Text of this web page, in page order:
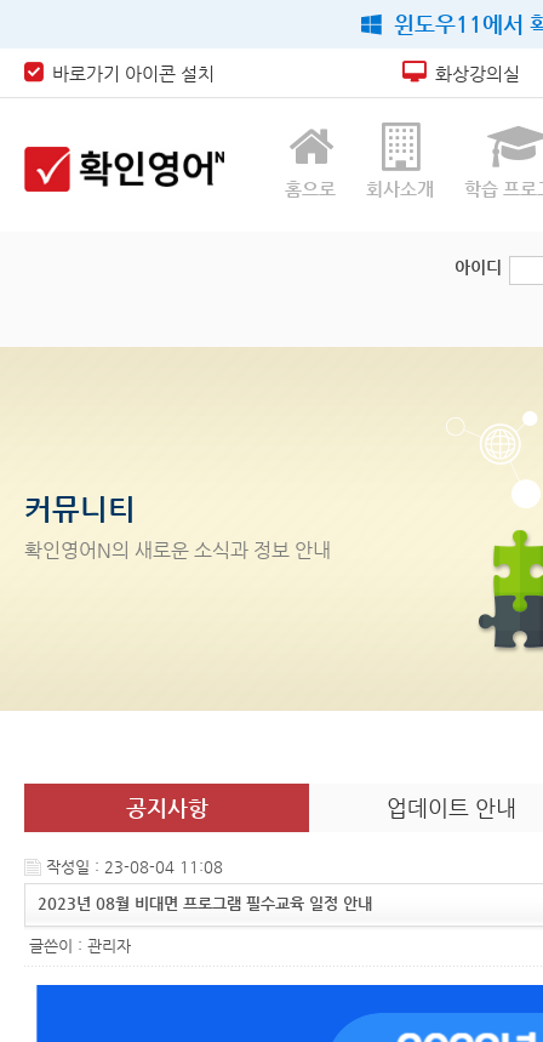
윈도우11에서
바로가기 아이콘 설치 화상강의실
홈으로 회사소개 학습 프로
아이디
커뮤니티
확인영어 N의 새로운 소식과 정보 안내
공지사항 업데이트 안내
작성일 : 23-08-04 11:08
2023년 08월 비대면 프로그램 필수교육 일정 안내
글쓴이 : 관리자